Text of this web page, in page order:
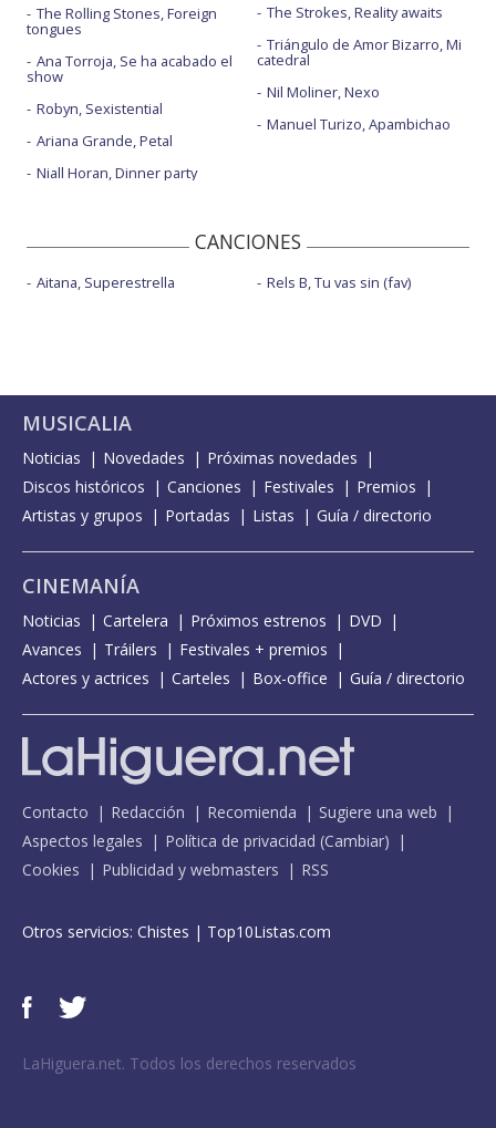
The Rolling Stones, Foreign
tongues
Ana Torroja, Se ha acabado el
show
Robyn, Sexistential
Ariana Grande, Petal
Niall Horan, Dinner party
The Strokes, Reality awaits
Triángulo de Amor Bizarro, Mi
catedral
Nil Moliner, Nexo
Manuel Turizo, Apambichao
CANCIONES
Aitana, Superestrella Rels B, Tu vas sin (fav)
MUSICALIA
Noticias Novedades
Próximas novedades
Discos históricos
Canciones Festivales
Premios
Artistas y grupos
Portadas Listas Guía / directorio
CINEMANÍA
Noticias Cartelera Próximos estrenos
DVD
Avances
Tráilers
Festivales + premios
Actores y actrices
Carteles Box-office Guía / directorio
Contacto Redacción Recomienda
Sugiere una web
Aspectos legales
Política de privacidad (Cambiar)
Cookies
Publicidad y webmasters RSS
Otros servicios: Chistes | Top10Listas.com
LaHiguera.net. Todos los derechos reservados